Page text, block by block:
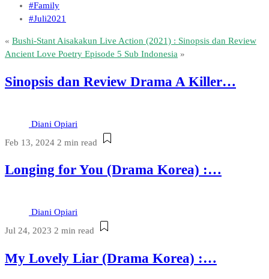
#Family
#Juli2021
« Bushi-Stant Aisakakun Live Action (2021) : Sinopsis dan Review
Ancient Love Poetry Episode 5 Sub Indonesia »
Sinopsis dan Review Drama A Killer…
Diani Opiari
Feb 13, 2024 2 min read
Longing for You (Drama Korea) :…
Diani Opiari
Jul 24, 2023 2 min read
My Lovely Liar (Drama Korea) :…